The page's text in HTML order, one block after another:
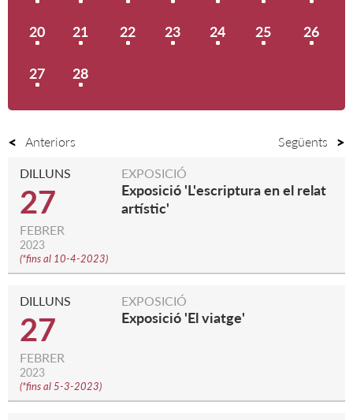
20 21 22 23 24 25 26
27 28
Anteriors Següents
DILLUNS
27
FEBRER
2023
(*fins al 10-4-2023)
EXPOSICIÓ
Exposició 'L'escriptura en el relat
artístic'
DILLUNS
27
FEBRER
2023
(*fins al 5-3-2023)
EXPOSICIÓ
Exposició 'El viatge'